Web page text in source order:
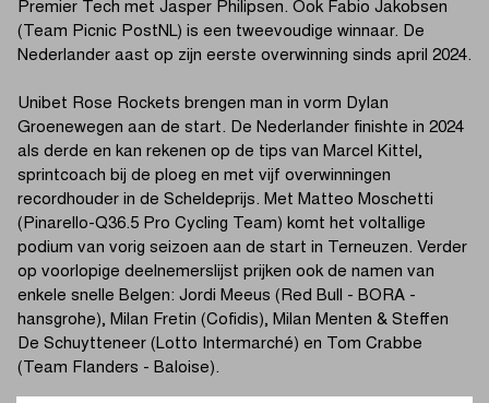
Premier Tech met Jasper Philipsen. Ook Fabio Jakobsen
(Team Picnic PostNL) is een tweevoudige winnaar. De
Nederlander aast op zijn eerste overwinning sinds april 2024.
Unibet Rose Rockets brengen man in vorm Dylan
Groenewegen aan de start. De Nederlander finishte in 2024
als derde en kan rekenen op de tips van Marcel Kittel,
sprintcoach bij de ploeg en met vijf overwinningen
recordhouder in de Scheldeprijs. Met Matteo Moschetti
(Pinarello-Q36.5 Pro Cycling Team) komt het voltallige
podium van vorig seizoen aan de start in Terneuzen. Verder
op voorlopige deelnemerslijst prijken ook de namen van
enkele snelle Belgen: Jordi Meeus (Red Bull - BORA -
hansgrohe), Milan Fretin (Cofidis), Milan Menten & Steffen
De Schuytteneer (Lotto Intermarché) en Tom Crabbe
(Team Flanders - Baloise).